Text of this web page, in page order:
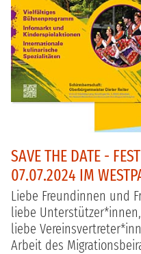
SAVE THE DATE -
07.07.2024 IM
Liebe Freundinnen und
liebe Unterstützer*innen,
liebe
Arbeit des